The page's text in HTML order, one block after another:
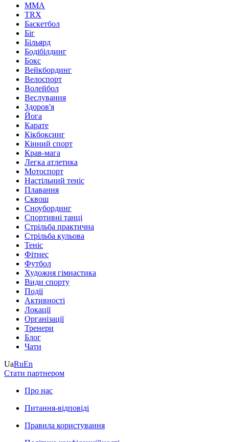
MMA
TRX
Баскетбол
Біг
Більярд
Бодібілдинг
Бокс
Вейкбординг
Велоспорт
Волейбол
Веслування
Здоров'я
Йога
Карате
Кікбоксинг
Кінний спорт
Крав-мага
Легка атлетика
Мотоспорт
Настільний теніс
Плавання
Сквош
Сноубординг
Спортивні танці
Стрільба практична
Стрільба кульова
Теніс
Фітнес
Футбол
Художня гімнастика
Види спорту
Події
Активності
Локації
Організації
Тренери
Блог
Чати
UaRuEn
Стати партнером
Про нас
Питання-відповіді
Правила користування